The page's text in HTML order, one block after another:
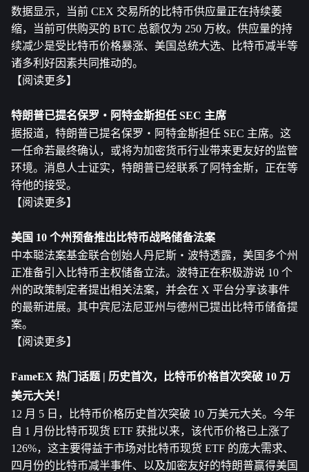
数据显示，当前 CEX 交易所的比特币供应量正在持续萎
缩，当前可供购买的 BTC 总额仅为 250 万枚。供应量的持
续减少是受比特币价格暴涨、美国总统大选、比特币减半等
诸多利好因素共同推动的。
【阅读更多】
特朗普已提名保罗・阿特金斯担任 SEC 主席
据报道，特朗普已提名保罗・阿特金斯担任 SEC 主席。这
一任命若最终确认，或将为加密货币行业带来更友好的监管
环境。消息人士证实，特朗普已经联系了阿特金斯，正在等
待他的接受。
【阅读更多】
美国 10 个州预备推出比特币战略储备法案
中本聪法案基金联合创始人丹尼斯・波特透露，美国多个州
正准备引入比特币主权储备立法。波特正在积极游说 10 个
州的政策制定者提出相关法案，并会在 X 平台分享该事件
的最新进展。其中宾尼法尼亚州与德州已提出比特币储备提
案。
【阅读更多】
FameEX 热门话题 | 历史首次，比特币价格首次突破 10 万
美元大关！
12 月 5 日，比特币价格历史首次突破 10 万美元大关。今年
自 1 月份比特币现货 ETF 获批以来，该代币价格已上涨了
126%，这主要得益于市场对比特币现货 ETF 的庞大需求、
四月份的比特币减半事件、以及加密友好的特朗普赢得美国